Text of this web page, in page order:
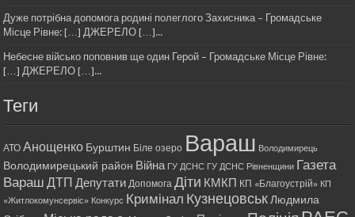
Дуже потрібна допомога родині полеглого Захисника – Громадське
Місце Рівне: […] ДЖЕРЕЛО […]...
Небесне військо поповнив ще один Герой – Громадське Місце Рівне:
[…] ДЖЕРЕЛО […]...
Теги
АТО Анощенко Бурштин Біле озеро Вараш Володимирець
Володимирецький район Війна ГУ ДСНС ГУ ДСНС Рівненщини Газета
Вараш ДТП Депутати Допомога Діти КМКП КП «Благоустрій» КП
«Житлокомунсервіс» Конкурс Кримінал Кузнецовськ Людмила